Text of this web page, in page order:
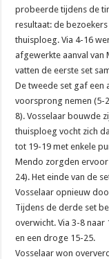
probeerde tijdens de
resultaat: de
thuisploeg. Via 4-16
afgewerkte aanval van
vatten de eerste set
De tweede set gaf een
voorsprong nemen (5-
8). Vosselaar bouwde
thuisploeg vocht zich
tot 19-19 met enkele
Mendo zorgden
24). Het einde van de
Vosselaar opnieuw
Tijdens de derde set
overwicht. Via 3-8
en een droge 15-25.
Vosselaar won